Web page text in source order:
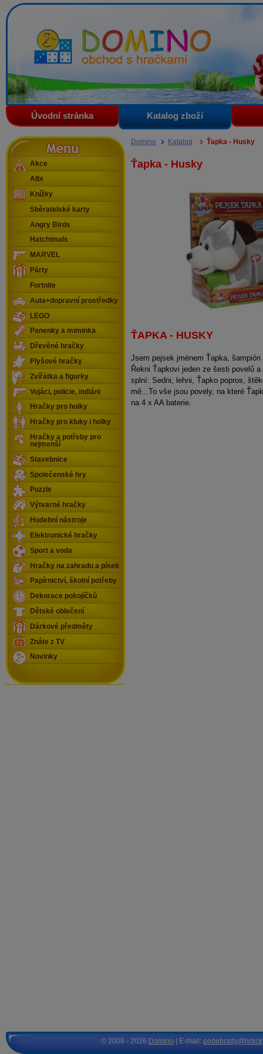
Domino - obchod s hračkami
Úvodní stránka Katalog zboží
Domino Katalog Ťapka - Husky
Ťapka - Husky
ŤAPKA - HUSKY
Jsem pejsek jménem Ťapka,
Řekni Ťapkovi jeden ze šesti povelů
splní: Sedni, lehni, Ťapko popros,
mě...To vše jsou povely, na které
na 4 x AA baterie.
Menu
Akce
Albi
Knížky
Sběratelské karty
Angry Birds
Hatchimals
MARVEL
Párty
Fortnite
Auta+dopravní prostředky
LEGO
Panenky a miminka
Dřevěné hračky
Plyšové hračky
Zvířátka a figurky
Vojáci, policie, indiáni
Hračky pro holky
Hračky pro kluky i holky
Hračky a potřeby pro
nejmenší
Stavebnice
Společenské hry
Puzzle
Výtvarné hračky
Hudební nástroje
Elektronické hračky
Sport a voda
Hračky na zahradu a písek
Papírnictví, školní potřeby
Dekorace pokojíčků
Dětské oblečení
Dárkové předměty
Znáte z TV
Novinky
© 2008 - 2026 Domino | E-mail: